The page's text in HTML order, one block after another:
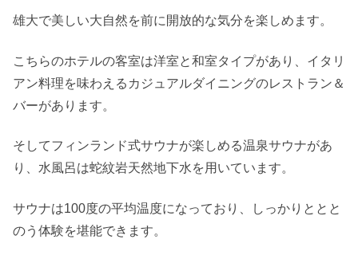
雄大で美しい大自然を前に開放的な気分を楽しめます。
こちらのホテルの客室は洋室と和室タイプがあり、イタリ
アン料理を味わえるカジュアルダイニングのレストラン＆
バーがあります。
そしてフィンランド式サウナが楽しめる温泉サウナがあ
り、水風呂は蛇紋岩天然地下水を用いています。
サウナは100度の平均温度になっており、しっかりととと
のう体験を堪能できます。